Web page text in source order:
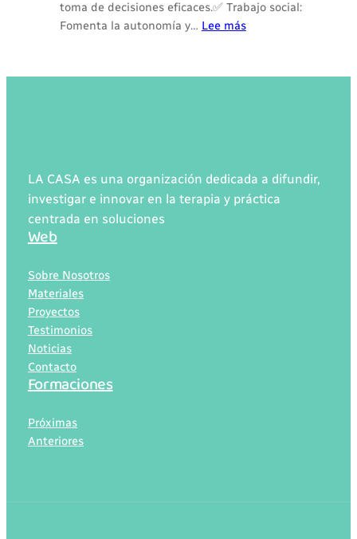
toma de decisiones eficaces.✅ Trabajo social:
Fomenta la autonomía y… Lee más:
Enfoque
Allá
la
LA CASA es una organización dedicada a difundir,
investigar e innovar en la terapia y práctica
centrada en soluciones
Web
Sobre Nosotros
Materiales
Proyectos
Testimonios
Noticias
Contacto
Formaciones
Próximas
Anteriores